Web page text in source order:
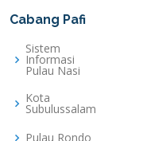
Cabang Pafi
Sistem
Informasi
Pulau Nasi
Kota
Subulussalam
Pulau Rondo